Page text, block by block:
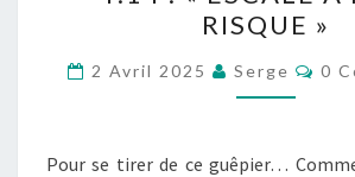
ROBERTO
ZAGHI,
TRAMP
T.14
RISQUE »
2 Avril 2025 Serge 0
Pour se tirer de ce guêpier…